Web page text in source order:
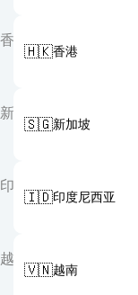
香
🇭🇰香港
新
🇸🇬新加坡
印
🇮🇩印度尼西亚
越
🇻🇳越南